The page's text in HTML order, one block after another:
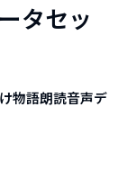
タセッ
物語朗読音声デ